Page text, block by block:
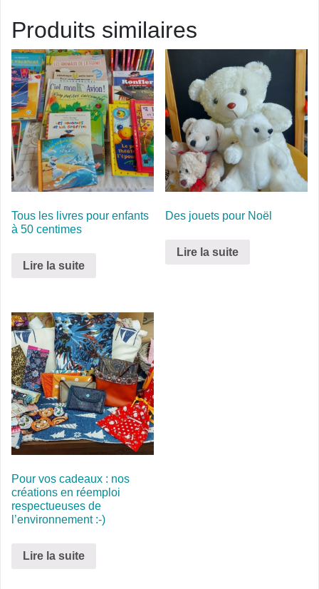
Produits similaires
Tous les livres pour enfants
à 50 centimes
Lire la suite
Des jouets pour Noël
Lire la suite
Pour vos cadeaux : nos
créations en réemploi
respectueuses de
l’environnement :-)
Lire la suite